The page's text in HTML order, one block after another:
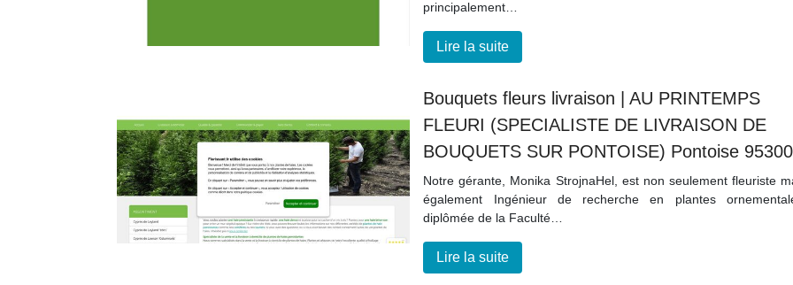
principalement…
Lire la suite
Bouquets fleurs livraison | AU PRINTEMPS
FLEURI (SPECIALISTE DE LIVRAISON DE
BOUQUETS SUR PONTOISE) Pontoise 95300
Notre gérante, Monika StrojnaHel, est non seulement fleuriste
également Ingénieur de recherche en plantes
diplômée de la Faculté…
Lire la suite